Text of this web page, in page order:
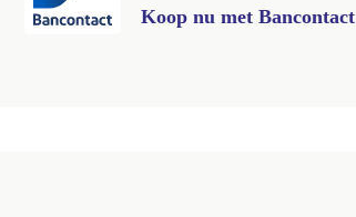
Koop nu met Bancontact